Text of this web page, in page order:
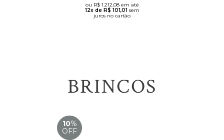
ou R$ 1.212,08 em até
12x de R$ 101,01 sem
juros no cartão
BRINCOS
10%
OFF